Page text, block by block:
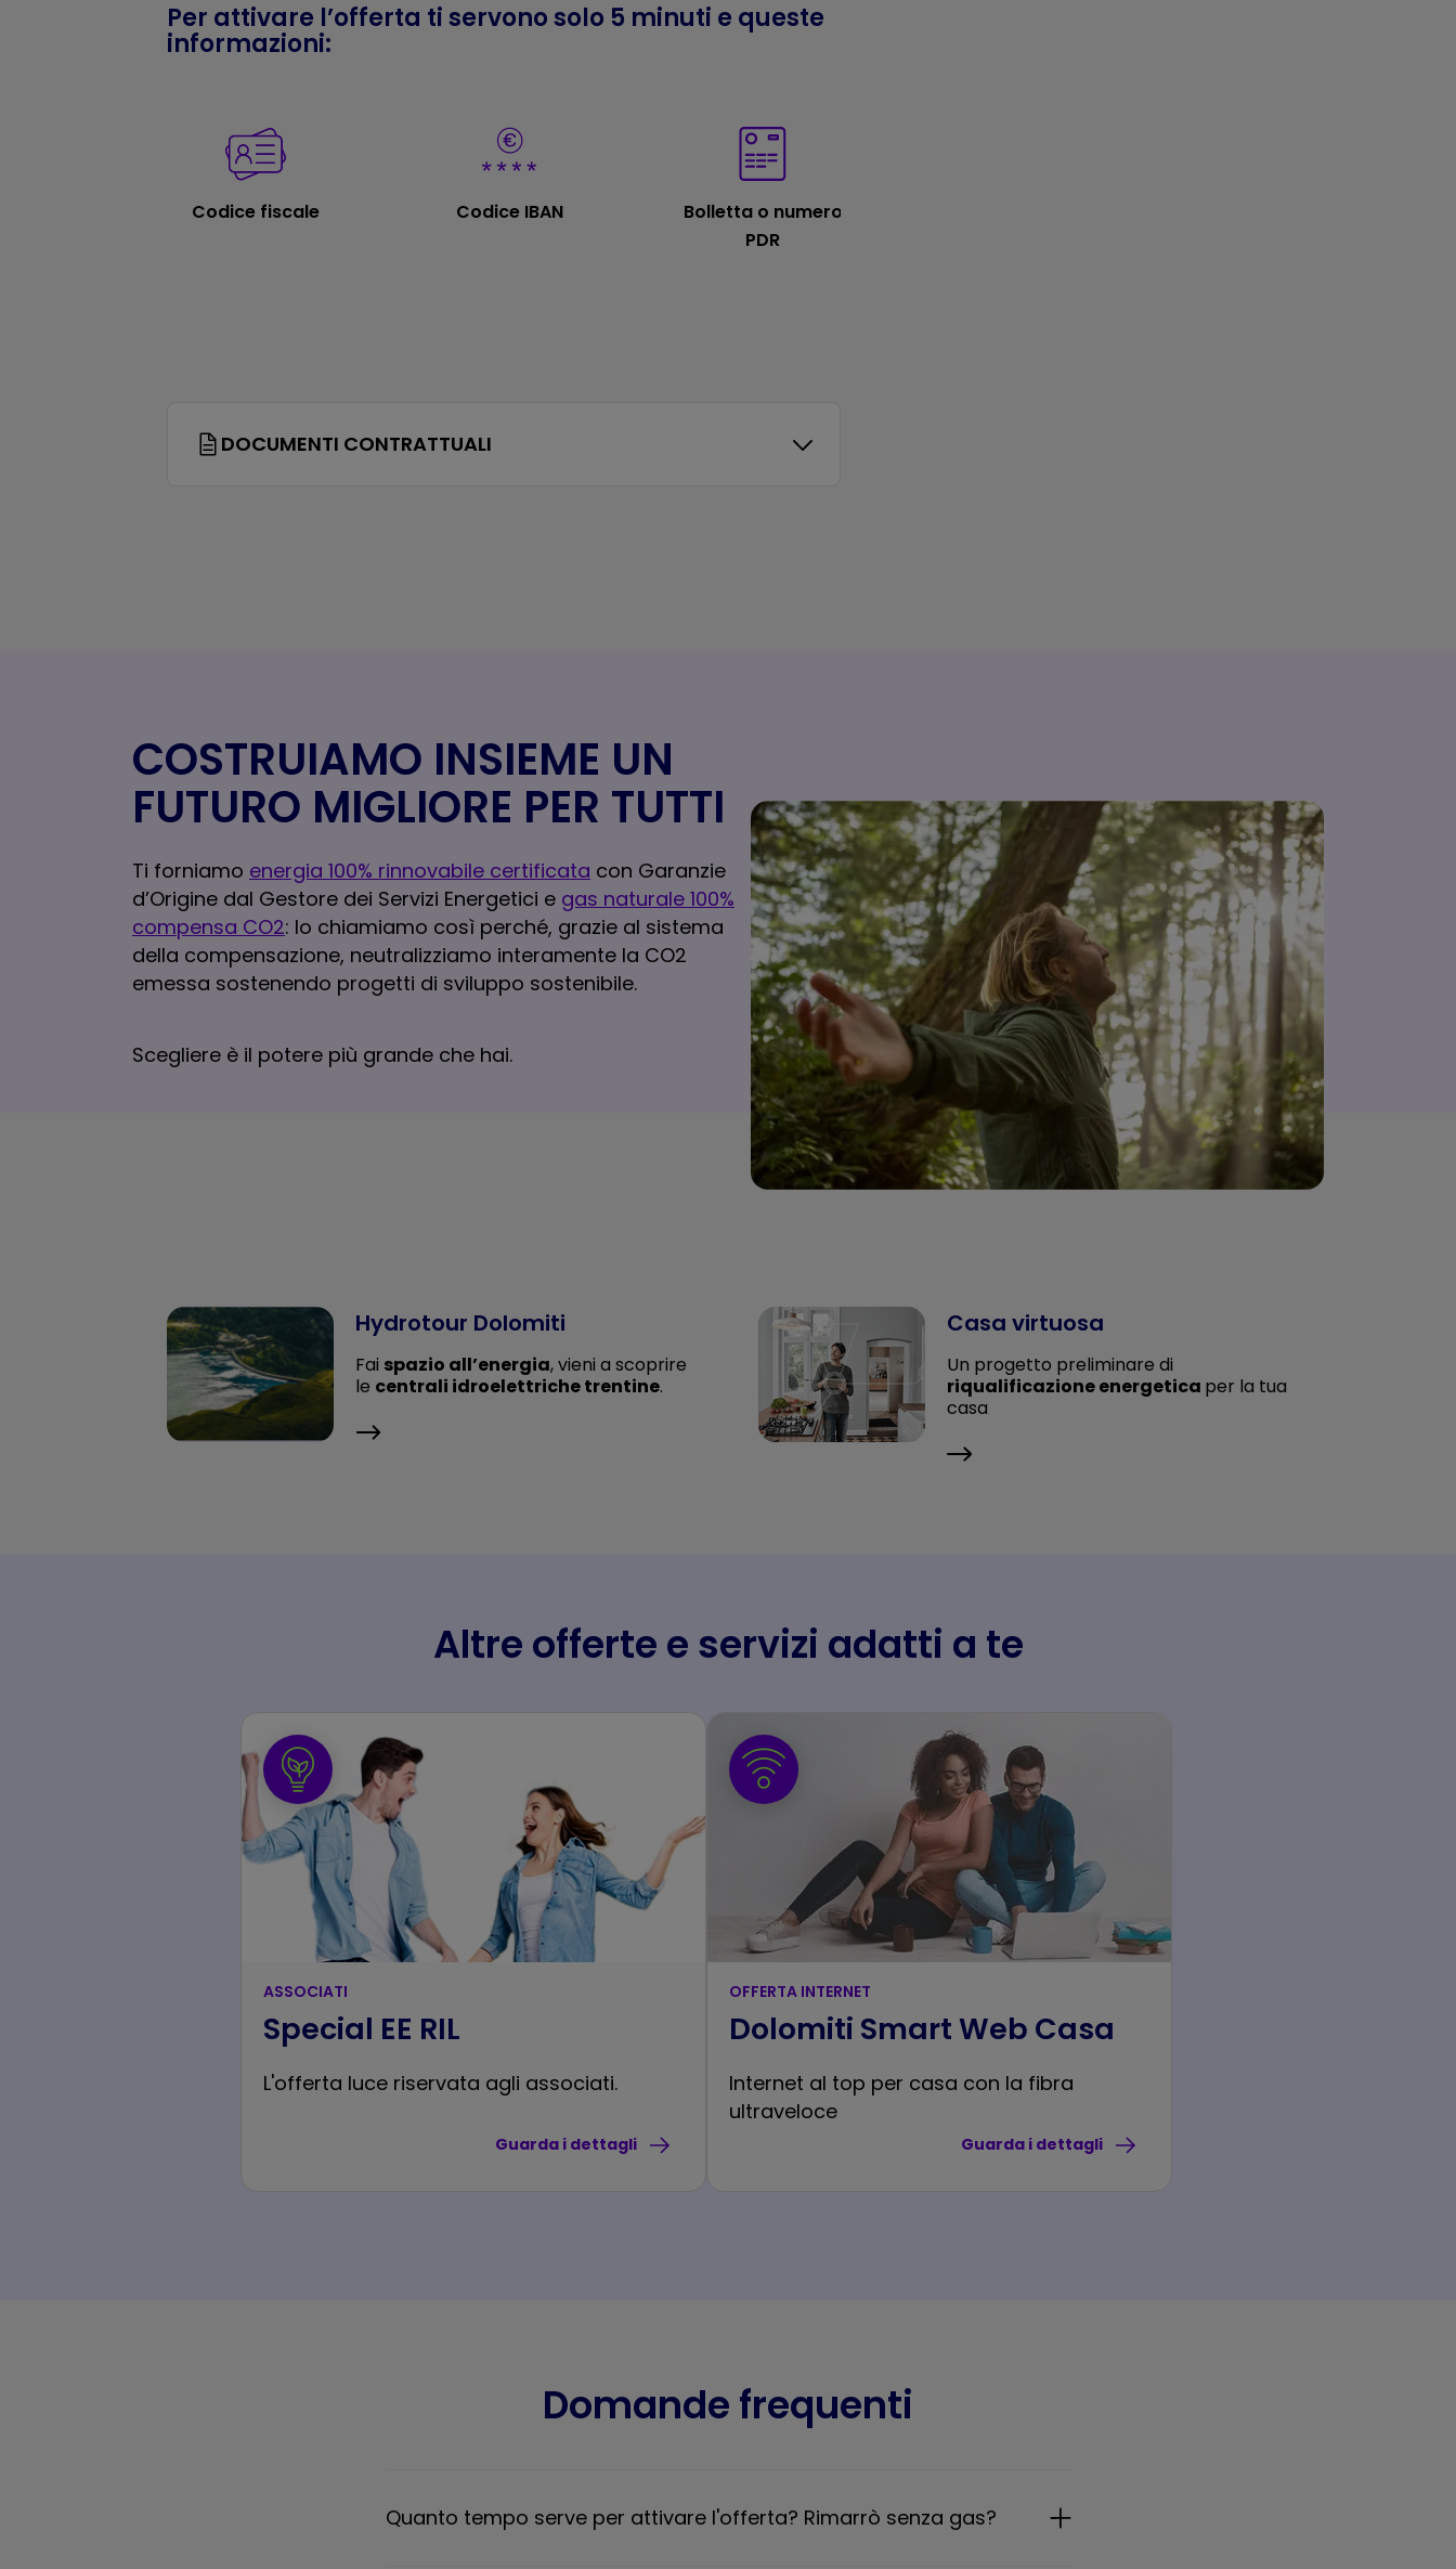
Per attivare l’offerta ti servono solo 5 minuti e queste
informazioni:
Codice fiscale Codice IBAN
Bolletta o numero
PDR
DOCUMENTI CONTRATTUALI
COSTRUIAMO INSIEME UN
FUTURO MIGLIORE PER TUTTI
Ti forniamo energia 100% rinnovabile certificata con Garanzie
d’Origine dal Gestore dei Servizi Energetici e gas naturale 100%
compensa CO2: lo chiamiamo così perché, grazie al sistema
della compensazione, neutralizziamo interamente la CO2
emessa sostenendo progetti di sviluppo sostenibile.
Scegliere è il potere più grande che hai.
Hydrotour Dolomiti
Fai spazio all’energia, vieni a scoprire
le centrali idroelettriche trentine.
Casa virtuosa
Un progetto preliminare di
riqualificazione energetica per la tua
casa
Altre offerte e servizi adatti a te
ASSOCIATI
Special EE RIL
L'offerta luce riservata agli associati.
Guarda i dettagli
OFFERTA INTERNET
Dolomiti Smart Web Casa
Internet al top per casa con la fibra
ultraveloce
Guarda i dettagli
Domande frequenti
Quanto tempo serve per attivare l'offerta? Rimarrò senza gas?